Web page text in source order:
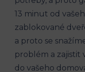
13 minut od
zablokované
a proto se
problém a zajistit
do vašeho